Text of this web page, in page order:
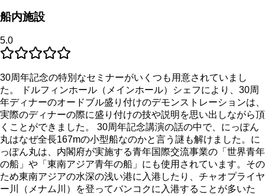
船内施設
5.0
30周年記念の特別なセミナーがいくつも用意されていまし
た。 ドルフィンホール（メインホール）シェフにより、30周
年ディナーのオードブル盛り付けのデモンストレーションは、
実際のディナーの際に盛り付けの技や説明を思い出しながら頂
くことができました。 30周年記念講演の話の中で、にっぽん
丸はなぜ全長167mの小型船なのかと言う謎も解けました。に
っぽん丸は、内閣府が実施する青年国際交流事業の「世界青年
の船」や「東南アジア青年の船」にも使用されています。その
ため東南アジアの水深の浅い港に入港したり、チャオプライヤ
ー川（メナム川）を登ってバンコクに入港することが多いた